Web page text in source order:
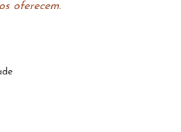
oferecem.